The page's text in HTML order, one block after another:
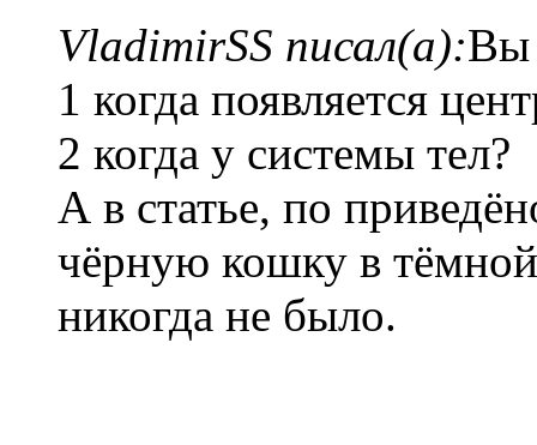
VladimirSS писал(а):Вы
1 когда появляется
2 когда у системы тел?
А в статье, по
чёрную кошку в
никогда не было.